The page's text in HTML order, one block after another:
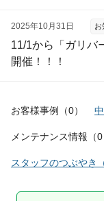
2025年10月31日 お
11/1から「ガリバ
開催！！！
お客様事例 （0）
メンテナンス情報 （0
スタッフのつぶやき